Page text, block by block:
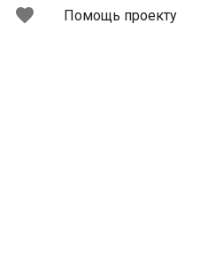
Помощь проекту